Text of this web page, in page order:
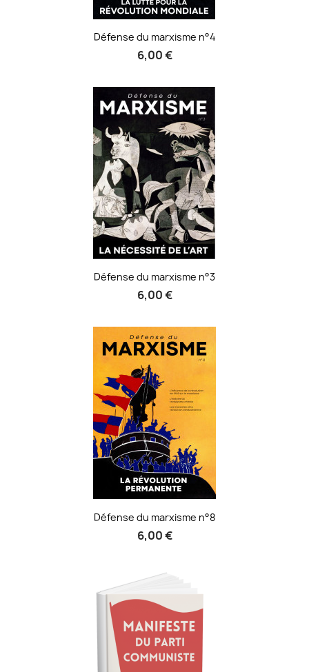
Défense du marxisme n°4
6,00 €
Défense du marxisme n°3
6,00 €
Défense du marxisme n°8
6,00 €